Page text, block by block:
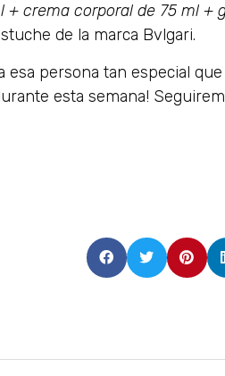
crema corporal de 75 ml +
de la marca Bvlgari.
esa persona tan especial que
esta semana!